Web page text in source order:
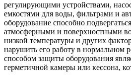
регулирующими устройствами,
емкостями для воды, фильтрами и
оборудование способно
атмосферными и поверхностными
низкой температуры и других
нарушить его работу в
способом защиты оборудования
герметичной камеры или кессона,